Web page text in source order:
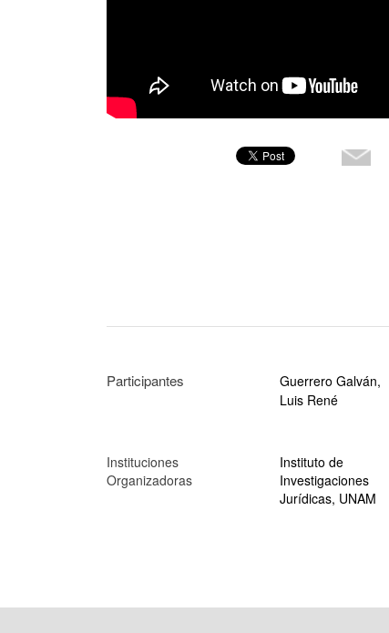
Participantes
Guerrero Galván,
Luis René
Instituciones
Organizadoras
Instituto de
Investigaciones
Jurídicas, UNAM